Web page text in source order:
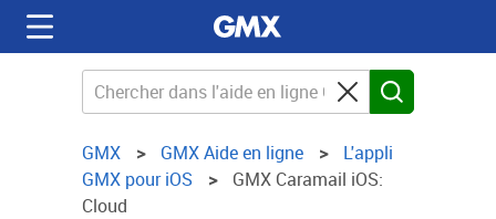
GMX GMX Aide en ligne
L'appli
GMX pour iOS
GMX Caramail iOS:
Cloud